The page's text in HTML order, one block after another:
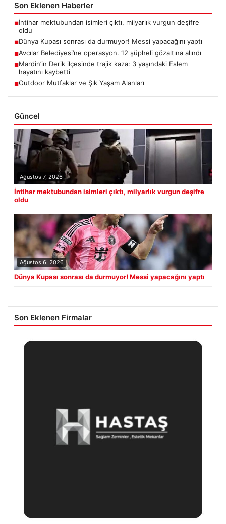
Son Eklenen Haberler
■İntihar mektubundan isimleri çıktı, milyarlık vurgun deşifre
oldu
■Dünya Kupası sonrası da durmuyor! Messi yapacağını yaptı
■Avcılar Belediyesi’ne operasyon. 12 şüpheli gözaltına alındı
■Mardin’in Derik ilçesinde trajik kaza: 3 yaşındaki Eslem
hayatını kaybetti
■Outdoor Mutfaklar ve Şık Yaşam Alanları
Güncel
Ağustos 7, 2026
İntihar mektubundan isimleri çıktı, milyarlık vurgun deşifre
oldu
Ağustos 6, 2026
Dünya Kupası sonrası da durmuyor! Messi yapacağını yaptı
Son Eklenen Firmalar